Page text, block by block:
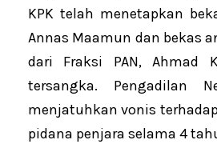
KPK telah menetapkan
Annas Maamun dan bekas
dari Fraksi PAN, Ahmad
tersangka. Pengadilan
menjatuhkan vonis
pidana penjara selama 4